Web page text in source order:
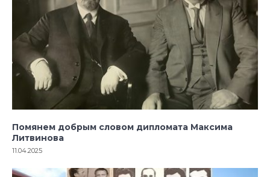
Помянем добрым словом дипломата Максима
Литвинова
11.04.2025